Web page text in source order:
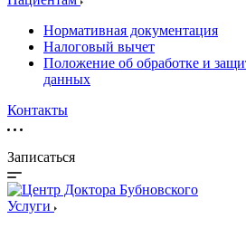
Нормативная документация
Налоговый вычет
Положение об обработке и
данных
Контакты
Записаться
Услуги